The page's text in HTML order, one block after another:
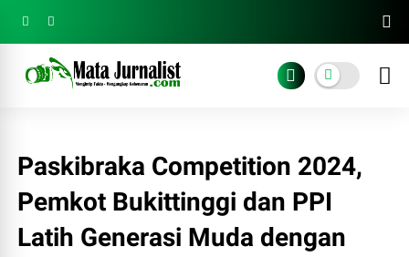
Paskibraka Competition 2024,
Pemkot Bukittinggi dan PPI
Latih Generasi Muda dengan